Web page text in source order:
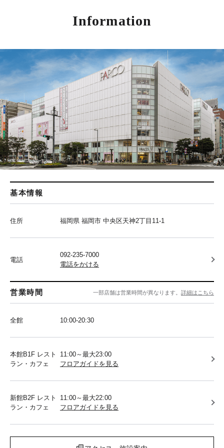
Information
基本情報
住所 福岡県 福岡市 中央区天神2丁目11-1
電話
092-235-7000
電話をかける
営業時間 一部店舗は営業時間が異なります。 詳細はこちら
全館 10:00-20:30
本館B1F レスト
ラン・カフェ
11:00～最大23:00
フロアガイドを見る
新館B2F レスト
ラン・カフェ
11:00～最大22:00
フロアガイドを見る